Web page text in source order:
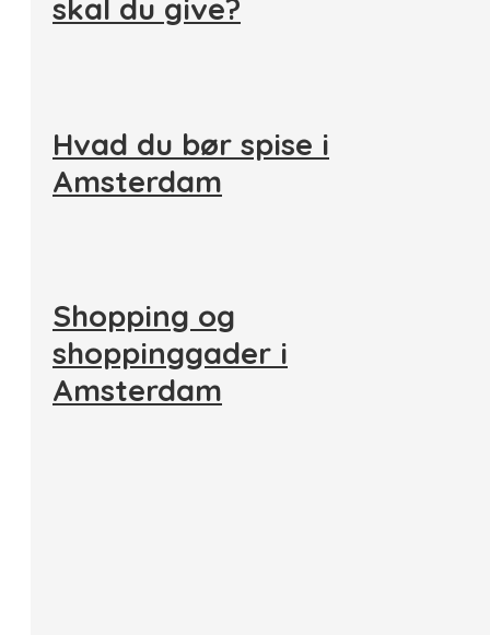
skal du give?
Hvad du bør spise i
Amsterdam
Shopping og
shoppinggader i
Amsterdam